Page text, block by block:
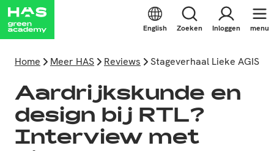
English Zoeken Inloggen menu
Home Meer HAS Reviews Stageverhaal Lieke AGIS
Aardrijkskunde en
design bij RTL?
Interview met